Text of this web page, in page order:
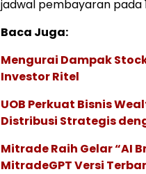
jadwal pembayaran pada
Baca Juga:
Mengurai Dampak
Investor Ritel
UOB Perkuat Bisnis
Distribusi Strategis
Mitrade Raih Gelar “AI
MitradeGPT Versi